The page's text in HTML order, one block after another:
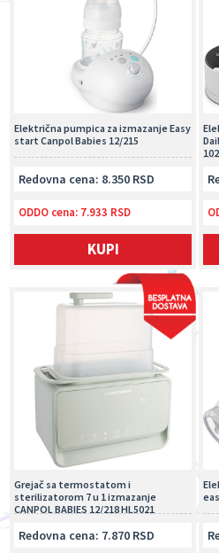
Električna pumpica za izmazanje Easy
start Canpol Babies 12/215
Redovna cena: 8.350 RSD
ODDO cena: 7.933 RSD
KUPI
Grejač sa termostatom i
sterilizatorom 7 u 1 izmazanje
CANPOL BABIES 12/218 HL5021
Redovna cena: 7.870 RSD